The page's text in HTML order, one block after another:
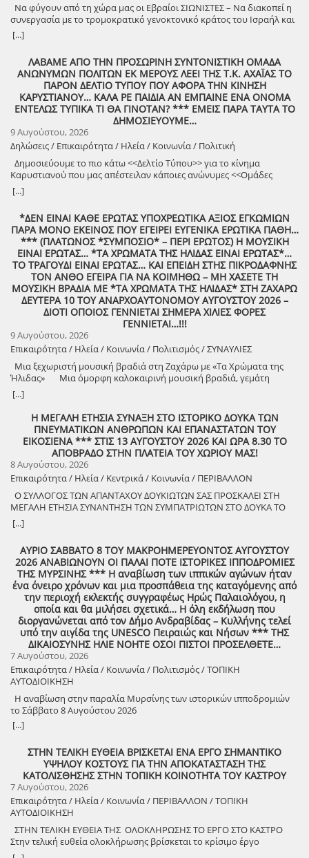
Να φύγουν από τη χώρα μας οι Εβραίοι ΣΙΩΝΙΣΤΕΣ – Να διακοπεί η
συνεργασία με το τρομοκρατικό γενοκτονικό κράτος του Ισραήλ και
φέρτε πίσω στην Ελλάδα από τη Σαουδική Αραβία τους ελληνικούς
patriot!!
[...]
ΛΑΒΑΜΕ ΑΠΟ ΤΗΝ ΠΡΟΣΩΡΙΝΗ ΣΥΝΤΟΝΙΣΤΙΚΗ ΟΜΑΔΑ
ΑΝΩΝΥΜΩΝ ΠΟΛΙΤΩΝ ΕΚ ΜΕΡΟΥΣ ΛΕΕΙ ΤΗΣ Τ.Κ. ΑΧΑΪΑΣ ΤΟ
ΠΑΡΟΝ ΔΕΛΤΙΟ ΤΥΠΟΥ ΠΟΥ ΑΦΟΡΑ ΤΗΝ ΚΙΝΗΣΗ
ΚΑΡΥΣΤΙΑΝΟΥ… ΚΑΛΑ ΡΕ ΠΑΙΔΙΑ ΑΝ ΕΜΠΑΙΝΕ ΕΝΑ ΟΝΟΜΑ
ΕΝΤΕΛΩΣ ΤΥΠΙΚΑ ΤΙ ΘΑ ΓΙΝΟΤΑΝ? *** ΕΜΕΙΣ ΠΑΡΑ ΤΑΥΤΑ ΤΟ
ΔΗΜΟΣΙΕΥΟΥΜΕ…
9 Αυγούστου, 2026
Δηλώσεις / Επικαιρότητα / Ηλεία / Κοινωνία / Πολιτική
Δημοσιεύουμε το πιο κάτω <<Δελτίο Τύπου>> για το κίνημα
Καρυστιανού που μας απέστειλαν κάποιες ανώνυμες <<Ομάδες
Πολιτών>>!
[...]
*ΔΕΝ ΕΙΝΑΙ ΚΑΘΕ ΕΡΩΤΑΣ ΥΠΟΧΡΕΩΤΙΚΑ ΑΞΙΟΣ ΕΓΚΩΜΙΩΝ
ΠΑΡΑ ΜΟΝΟ ΕΚΕΙΝΟΣ ΠΟΥ ΕΓΕΙΡΕΙ ΕΥΓΕΝΙΚΑ ΕΡΩΤΙΚΑ ΠΑΘΗ…
*** (ΠΛΑΤΩΝΟΣ *ΣΥΜΠΟΣΙΟ* – ΠΕΡΙ ΕΡΩΤΟΣ) Η ΜΟΥΣΙΚΗ
ΕΙΝΑΙ ΕΡΩΤΑΣ… *ΤΑ ΧΡΩΜΑΤΑ ΤΗΣ ΗΛΙΔΑΣ ΕΙΝΑΙ ΕΡΩΤΑΣ*…
ΤΟ ΤΡΑΓΟΥΔΙ ΕΙΝΑΙ ΕΡΩΤΑΣ… ΚΑΙ ΕΠΕΙΔΗ ΣΤΗΣ ΠΙΚΡΟΔΑΦΝΗΣ
ΤΟΝ ΑΝΘΟ ΕΓΕΙΡΑ ΓΙΑ ΝΑ ΚΟΙΜΗΘΩ – ΜΗ ΧΑΣΕΤΕ ΤΗ
ΜΟΥΣΙΚΗ ΒΡΑΔΙΑ ΜΕ *ΤΑ ΧΡΩΜΑΤΑ ΤΗΣ ΗΛΙΔΑΣ* ΣΤΗ ΖΑΧΑΡΩ
ΔΕΥΤΕΡΑ 10 ΤΟΥ ΑΝΑΡΧΟΑΥΤΟΝΟΜΟΥ ΑΥΓΟΥΣΤΟΥ 2026 –
ΔΙΟΤΙ ΟΠΟΙΟΣ ΓΕΝΝΙΕΤΑΙ ΣΗΜΕΡΑ ΧΙΛΙΕΣ ΦΟΡΕΣ
ΓΕΝΝΙΕΤΑΙ…!!!
9 Αυγούστου, 2026
Επικαιρότητα / Ηλεία / Κοινωνία / Πολιτισμός / ΣΥΝΑΥΛΙΕΣ
Μια ξεχωριστή μουσική βραδιά στη Ζαχάρω με «Τα Χρώματα της
Ήλιδας» Μια όμορφη καλοκαιρινή μουσική βραδιά, γεμάτη
μελωδίες, πολιτισμό και καλή διάθεση, διοργανώνει ο Δήμος
Ζαχάρως, στο πλαίσιο του Καλοκαιρινού Πολιτιστικού
Προγράμματος. Τη Δευτέρα 10 Αυγούστου, στις 21:30, το προαύλιο
του Γυμνασίου Ζαχάρως θα γεμίσει μουσική, καθώς η Ορχήστρα «Τα
Χρώματα της Ήλιδας» θα παρουσιάσει ένα ξεχωριστό μουσικό
πρόγραμμα. Μια βραδιά που έρχεται να ενώσει ανθρώπους
διαφορετικών ηλικιών μέσα από τη δύναμη της μουσικής και να
προσφέρει σε κατοίκους και επισκέπτες μια όμορφη καλοκαιρινή
έξοδο. Ο Δήμος Ζαχάρως συνεχίζει να επενδύει στον πολιτισμό και να
δημιουργεί αφορμές για συνάντηση, ψυχαγωγία και συμμετοχή.
Δευτέρα 10 Αυγούστου | 21:30 Προαύλιο Γυμνασίου Ζαχάρως
[...]
Η ΜΕΓΑΛΗ ΕΤΗΣΙΑ ΣΥΝΑΞΗ ΣΤΟ ΙΣΤΟΡΙΚΟ ΔΟΥΚΑ ΤΩΝ
ΠΝΕΥΜΑΤΙΚΩΝ ΑΝΘΡΩΠΩΝ ΚΑΙ ΕΠΑΝΑΣΤΑΤΩΝ ΤΟΥ
ΕΙΚΟΣΙΕΝΑ *** ΣΤΙΣ 13 ΑΥΓΟΥΣΤΟΥ 2026 ΚΑΙ ΩΡΑ 8.30 ΤΟ
ΑΠΟΒΡΑΔΟ ΣΤΗΝ ΠΛΑΤΕΙΑ ΤΟΥ ΧΩΡΙΟΥ ΜΑΣ!
8 Αυγούστου, 2026
Επικαιρότητα / Ηλεία / Κεντρικά / Κοινωνία / ΠΕΡΙΒΑΛΛΟΝ
Ο ΣΥΛΛΟΓΟΣ ΤΩΝ ΑΠΑΝΤΑΧΟΥ ΔΟΥΚΙΩΤΩΝ ΣΑΣ ΠΡΟΣΚΑΛΕΙ ΣΤΗ
ΜΕΓΑΛΗ ΕΤΗΣΙΑ ΣΥΝΑΝΤΗΣΗ ΤΩΝ ΣΥΜΠΑΤΡΙΩΤΩΝ ΣΤΟ ΔΟΥΚΑ ΤΟ
ΑΘΑΝΑΤΟ! Μεγάλη η χαρά η δική μας για το ριζιμιό μας και για
τον επαναστάτη πρόγονό μας που πολέμησε με το σπαθί στο χέρι
κανόνια του αγώνα! ΦΩΤΟΓΡΑΦΙΕΣ ΚΑΙ ΠΡΟΣΚΛΗΣΗ ΓΙΑ ΤΟ
ΣΥΝΑΠΑΝΤΗΜΑ (Πατήστε πάνω στο σύνδεσμο για να ανοίξει το
αρχείο) Ο Σύλλογος των απανταχού Δουκιωτών σάς προσκαλεί στην
εκδήλωση που θα πραγματοποιηθεί στο χωριό μας, το ΔΟΥΚΑ, σε
συνδιοργάνωση με τον Δήμο Αρχαίας Ολυμπίας, στις 13 Αυγούστου,
ημέρα Πέμπτη και ώρα 8:30 μ.μ., στην πλατεία του χωριού με θέμα:
«Άυλη πολιτιστική κληρονομιά: Eκφράσεις, Δράσεις Διαφύλαξης και
Προοπτικές στην Ηλεία» Oμιλητές: – Διομήδης Τόλιος, Διεύθυνση
Νεότερης Πολιτιστικής Κληρονομιάς ΥΠΠΟ-Σύλλογος Διβριωτών
Αθήνας – Γωγώ Κανελλοπούλου, εκπαιδευτικός – Νίκος
Σιάκκουλης, Πρόεδρος eco action Νεμούτας Θα ακολουθήσoυν
χοροί της Ηλείας από το Λύκειο Ελληνίδων Πύργου Η είσοδος για
την πολιτιστική εκδήλωση είναι ελεύθερη. Μετά το πέρας της
εκδήλωσης, σας προσκαλούμε να διασκεδάσουμε όλοι μαζί με
ζωντανή παραδοσιακή μουσική από τη μουσική ομάδα του
Λύσανδρου Παναγόπουλου, σε μια βραδιά γεμάτη κέφι, χορό και
συμμετοχής στο γλέντι: 10 ευρώ ανά άτομο.
[...]
ΑΥΡΙΟ ΣΑΒΒΑΤΟ 8 ΤΟΥ ΜΑΚΡΟΗΜΕΡΕΥΟΝΤΟΣ ΑΥΓΟΥΣΤΟΥ
2026 ΑΝΑΒΙΩΝΟΥΝ ΟΙ ΠΑΛΑΙ ΠΟΤΕ ΙΣΤΟΡΙΚΕΣ ΙΠΠΟΔΡΟΜΙΕΣ
ΤΗΣ ΜΥΡΣΙΝΗΣ *** Η αναβίωση των ιππικών αγώνων ήταν
ένα όνειρο χρόνων και μια προσπάθεια της καταγόμενης από
την περιοχή εκλεκτής συγγραφέως Ηρώς Παλαιολόγου, η
οποία και θα μιλήσει σχετικά… Η όλη εκδήλωση που
διοργανώνεται από τον Δήμο Ανδραβίδας – Κυλλήνης τελεί
υπό την αιγίδα της UNESCO Πειραιώς και Νήσων *** ΤΗΣ
ΔΙΚΑΙΟΣΥΝΗΣ ΗΛΙΕ ΝΟΗΤΕ ΟΣΟΙ ΠΙΣΤΟΙ ΠΡΟΣΕΛΘΕΤΕ…
7 Αυγούστου, 2026
Επικαιρότητα / Ηλεία / Κοινωνία / Πολιτισμός / ΤΟΠΙΚΗ
ΑΥΤΟΔΙΟΙΚΗΣΗ
Η αναβίωση στην παραλία Μυρσίνης των ιστορικών ιπποδρομιών
το Σάββατο 8 Αυγούστου 2026
[...]
ΣΤΗΝ ΤΕΛΙΚΗ ΕΥΘΕΙΑ ΒΡΙΣΚΕΤΑΙ ΕΝΑ ΕΡΓΟ ΣΗΜΑΝΤΙΚΟ
ΥΨΗΛΟΥ ΚΟΣΤΟΥΣ ΓΙΑ ΤΗΝ ΑΠΟΚΑΤΑΣΤΑΣΗ ΤΗΣ
ΚΑΤΟΛΙΣΘΗΣΗΣ ΣΤΗΝ ΤΟΠΙΚΗ ΚΟΙΝΟΤΗΤΑ ΤΟΥ ΚΑΣΤΡΟΥ
7 Αυγούστου, 2026
Επικαιρότητα / Ηλεία / Κοινωνία / ΠΕΡΙΒΑΛΛΟΝ / ΤΟΠΙΚΗ
ΑΥΤΟΔΙΟΙΚΗΣΗ
ΣΤΗΝ ΤΕΛΙΚΗ ΕΥΘΕΙΑ ΤΗΣ ΟΛΟΚΛΗΡΩΣΗΣ ΤΟ ΕΡΓΟ ΣΤΟ ΚΑΣΤΡΟ
Στην τελική ευθεία ολοκλήρωσης βρίσκεται το κρίσιμο έργο
αποκατάστασης της κατολίσθησης στην Τ.Κ. Κάστρου,